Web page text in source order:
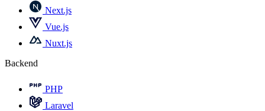
Next.js
Vue.js
Nuxt.js
Backend
PHP
Laravel